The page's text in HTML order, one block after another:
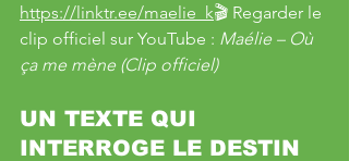
https://linktr.ee/maelie_k🎬 Regarder le
clip officiel sur YouTube : Maélie – Où
ça me mène (Clip officiel)
UN TEXTE QUI
INTERROGE LE DESTIN